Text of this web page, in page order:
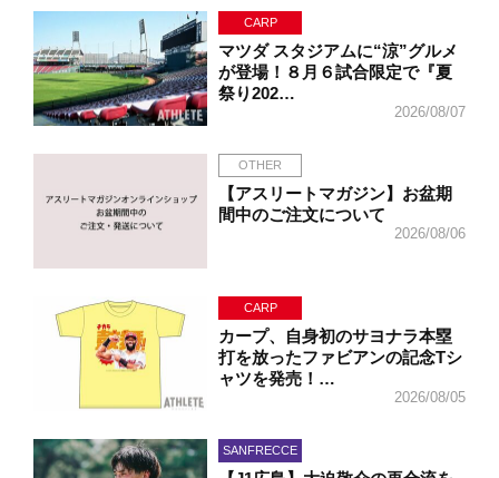
CARP
マツダ スタジアムに“涼”グルメ
が登場！８月６試合限定で『夏
祭り202…
2026/08/07
OTHER
【アスリートマガジン】お盆期
間中のご注文について
2026/08/06
CARP
カープ、自身初のサヨナラ本塁
打を放ったファビアンの記念Tシ
ャツを発売！…
2026/08/05
SANFRECCE